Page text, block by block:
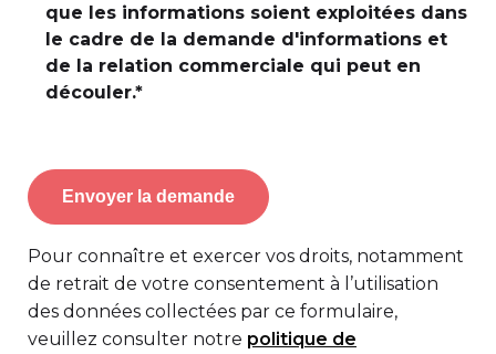
que les informations soient exploitées dans
le cadre de la demande d'informations et
de la relation commerciale qui peut en
découler.*
Pour connaître et exercer vos droits, notamment
de retrait de votre consentement à l’utilisation
des données collectées par ce formulaire,
veuillez consulter notre politique de